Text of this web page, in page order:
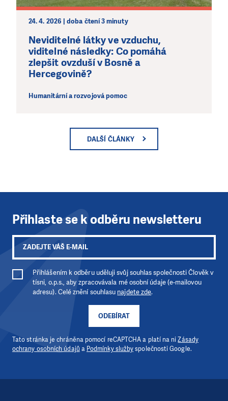
24. 4. 2026 | doba čtení 3 minuty
Neviditelné látky ve vzduchu,
viditelné následky: Co pomáhá
zlepšit ovzduší v Bosně a
Hercegovině?
Humanitární a rozvojová pomoc
DALŠÍ ČLÁNKY
Přihlaste se k odběru newsletteru
ODEBÍRAT
Přihlášením k odběru uděluji svůj souhlas společnosti Člověk v
tísni, o.p.s., aby zpracovávala mé osobní údaje (e-mailovou
adresu). Celé znění souhlasu najdete zde.
Tato stránka je chráněna pomocí reCAPTCHA a platí na niZásady
ochrany osobních údajů a Podmínky službyspolečnosti Google.